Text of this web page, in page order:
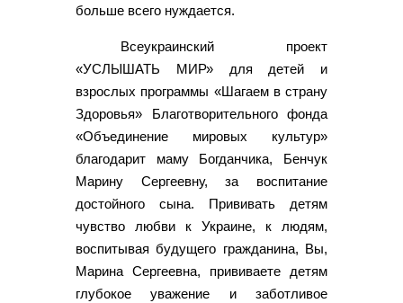
больше всего нуждается.
Всеукраинский проект
«УСЛЫШАТЬ МИР» для детей и
взрослых программы «Шагаем в страну
Здоровья» Благотворительного фонда
«Объединение мировых культур»
благодарит маму Богданчика, Бенчук
Марину Сергеевну, за воспитание
достойного сына. Прививать детям
чувство любви к Украине, к людям,
воспитывая будущего гражданина, Вы,
Марина Сергеевна, прививаете детям
глубокое уважение и заботливое